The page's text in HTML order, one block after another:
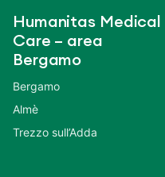
Humanitas Medical
Care – area
Bergamo
Bergamo
Almè
Trezzo sull’Adda